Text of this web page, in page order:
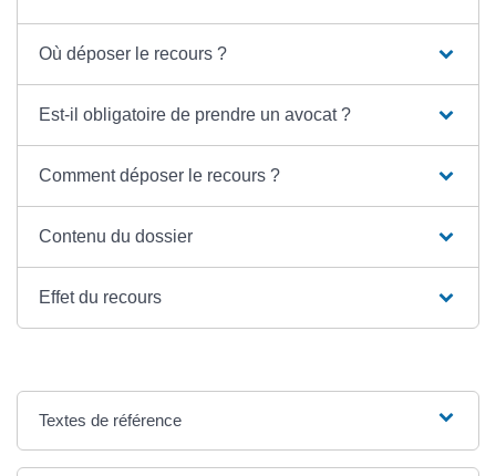
Où déposer le recours ?
Est-il obligatoire de prendre un avocat ?
Comment déposer le recours ?
Contenu du dossier
Effet du recours
Textes de référence